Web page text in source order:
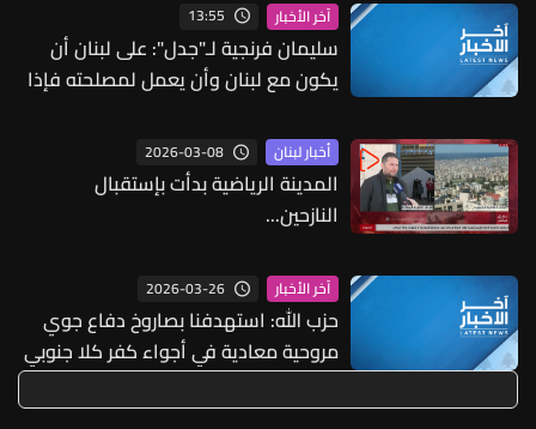
آخر الأخبار 13:55
سليمان فرنجية لـ"جدل": على لبنان أن
يكون مع لبنان وأن يعمل لمصلحته فإذا
المفاوض اللبناني الاستفادة منه وكذلك
إذا كانت أميركا تطالب بشيء يفيد لبنان
أخبار لبنان 2026-03-08
المدينة الرياضية بدأت بإستقبال
النازحين...
آخر الأخبار 2026-03-26
حزب الله: استهدفنا بصاروخ دفاع جوي
مروحية معادية في أجواء كفر كلا جنوبي
لبنان وأجبرناها على التراجع